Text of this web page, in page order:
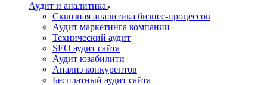
Аудит и аналитика
Сквозная аналитика бизнес-процессов
Аудит маркетинга компании
Технический аудит
SEO аудит сайта
Аудит юзабилити
Анализ конкурентов
Бесплатный аудит сайта